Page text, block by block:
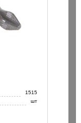
1515
шт